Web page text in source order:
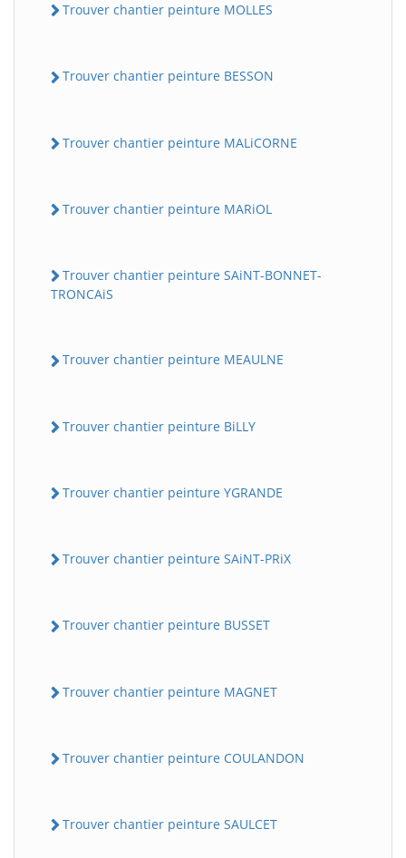
Trouver chantier peinture MOLLES
Trouver chantier peinture BESSON
Trouver chantier peinture MALiCORNE
Trouver chantier peinture MARiOL
Trouver chantier peinture SAiNT-BONNET-
TRONCAiS
Trouver chantier peinture MEAULNE
Trouver chantier peinture BiLLY
Trouver chantier peinture YGRANDE
Trouver chantier peinture SAiNT-PRiX
Trouver chantier peinture BUSSET
Trouver chantier peinture MAGNET
Trouver chantier peinture COULANDON
Trouver chantier peinture SAULCET